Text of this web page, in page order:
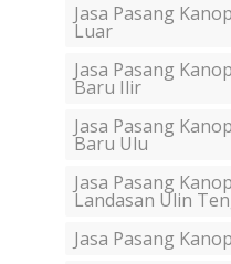
Jasa Pasang
Luar
Jasa Pasang
Baru Ilir
Jasa Pasang
Baru Ulu
Jasa Pasang
Landasan Ulin
Jasa Pasang